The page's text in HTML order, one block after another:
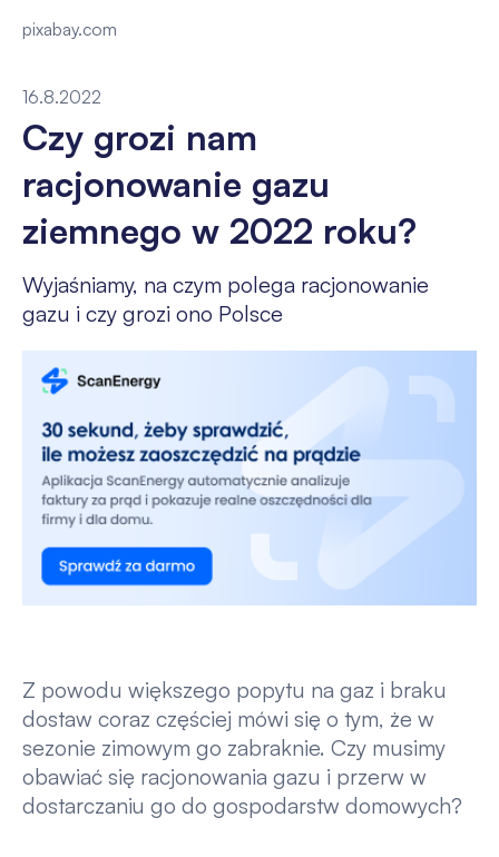
16.8.2022
Czy grozi nam
racjonowanie gazu
ziemnego w 2022 roku?
Wyjaśniamy, na czym polega racjonowanie
gazu i czy grozi ono Polsce
pixabay.com
Z powodu większego popytu na gaz i braku
dostaw coraz częściej mówi się o tym, że w
sezonie zimowym go zabraknie. Czy musimy
obawiać się racjonowania gazu i przerw w
dostarczaniu go do gospodarstw domowych?